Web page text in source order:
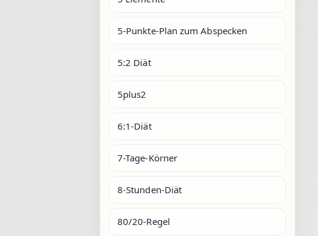
5-Punkte-Plan zum Abspecken
5:2 Diät
5plus2
6:1-Diät
7-Tage-Körner
8-Stunden-Diät
80/20-Regel